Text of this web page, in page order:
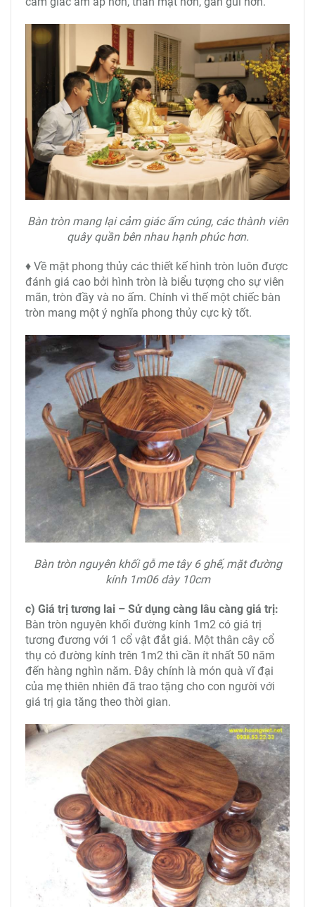
Bàn tròn mang lại cảm giác ấm cúng, các thành viên
quây quần bên nhau hạnh phúc hơn.
♦ Về mặt phong thủy các thiết kế hình tròn luôn được
đánh giá cao bởi hình tròn là biểu tượng cho sự viên
mãn, tròn đầy và no ấm. Chính vì thế một chiếc bàn
tròn mang một ý nghĩa phong thủy cực kỳ tốt.
Bàn tròn nguyên khối gỗ me tây 6 ghế, mặt đường
kính 1m06 dày 10cm
c) Giá trị tương lai – Sử dụng càng lâu càng giá trị:
Bàn tròn nguyên khối đường kính 1m2 có giá trị
tương đương với 1 cổ vật đắt giá. Một thân cây cổ
thụ có đường kính trên 1m2 thì cần ít nhất 50 năm
đến hàng nghìn năm. Đây chính là món quà vĩ đại
của mẹ thiên nhiên đã trao tặng cho con người với
giá trị gia tăng theo thời gian.